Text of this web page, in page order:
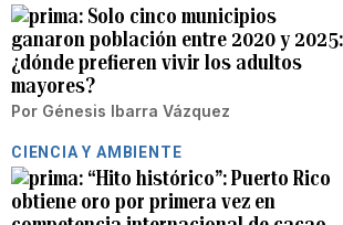
Solo cinco municipios
ganaron población entre 2020 y 2025:
¿dónde prefieren vivir los adultos
mayores?
Por Génesis Ibarra Vázquez
CIENCIA Y AMBIENTE
“Hito histórico”: Puerto Rico
obtiene oro por primera vez en